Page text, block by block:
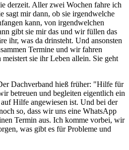
derzeit. Aller zwei Wochen fahre ich
sagt mir dann, ob sie irgendwelche
kann, von irgendwelchen
gibt sie mir das und wir füllen das
ihr, was da drinsteht. Und ansonsten
Termine und wir fahren
meistert sie ihr Leben allein. Sie geht
Dachverband hieß früher: "Hilfe für
betreuen und begleiten eigentlich ein
Hilfe angewiesen ist. Und bei der
so, dass wir uns eine WhatsApp
Termin aus. Ich komme vorbei, wir
was gibt es für Probleme und